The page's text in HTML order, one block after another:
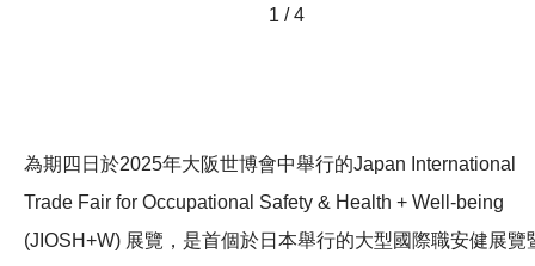
1 / 4
為期四日於2025年大阪世博會中舉行的Japan International
Trade Fair for Occupational Safety & Health + Well-being
(JIOSH+W) 展覽，是首個於日本舉行的大型國際職安健展覽